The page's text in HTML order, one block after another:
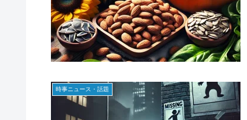
時事ニュース・話題